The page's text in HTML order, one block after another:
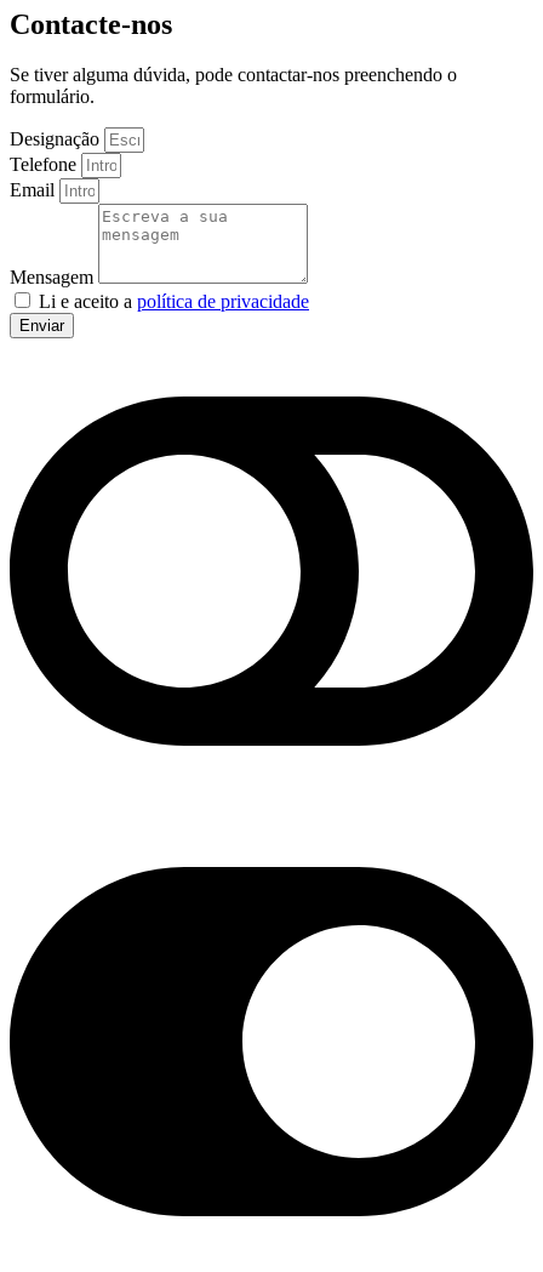
Contacte-nos
Se tiver alguma dúvida, pode contactar-nos preenchendo o
formulário.
Designação
Telefone
Email
Mensagem
Li e aceito a política de privacidade
Enviar